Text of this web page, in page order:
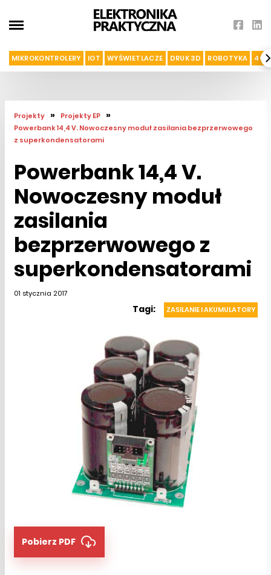
MIKROKONTROLERY IOT WYŚWIETLACZE DRUK 3D ROBOTYKA 4G I
Projekty » Projekty EP »
Powerbank 14,4 V. Nowoczesny moduł zasilania bezprzerwowego
z superkondensatorami
Powerbank 14,4 V.
Nowoczesny moduł
zasilania
bezprzerwowego z
superkondensatorami
01 stycznia 2017
Tagi: ZASILANIE I AKUMULATORY
Pobierz PDF